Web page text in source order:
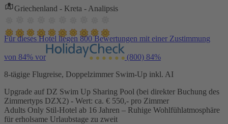
Griechenland - Kreta - Analipsis
Für dieses Hotel liegen 800 Bewertungen mit einer Zustimmung
von 84% vor (800) 84%
8-tägige Flugreise, Doppelzimmer Swim-Up inkl. AI
Upgrade auf DZ Swim Up Sharing Pool (bei direkter Buchung des
Zimmertyps DZX2) - Wert: ca. € 550,- pro Zimmer
Adults Only Stil-Hotel ab 16 Jahren – Ruhige Wohlfühlatmosphäre
für erholsame Urlaubstage zu zweit